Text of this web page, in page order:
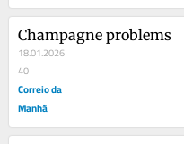
Champagne problems
18.01.2026
40
Correio da
Manhã